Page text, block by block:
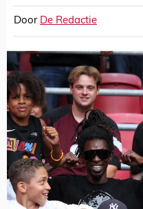
Door De Redactie